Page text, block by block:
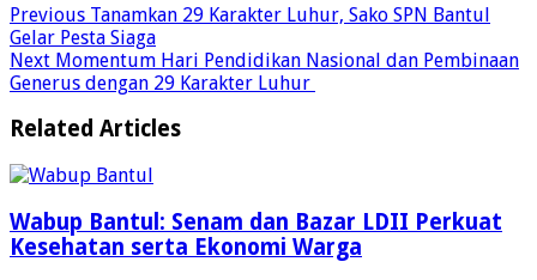
Previous Tanamkan 29 Karakter Luhur, Sako SPN Bantul
Gelar Pesta Siaga
Next Momentum Hari Pendidikan Nasional dan Pembinaan
Generus dengan 29 Karakter Luhur
Related Articles
Wabup Bantul: Senam dan Bazar LDII Perkuat
Kesehatan serta Ekonomi Warga